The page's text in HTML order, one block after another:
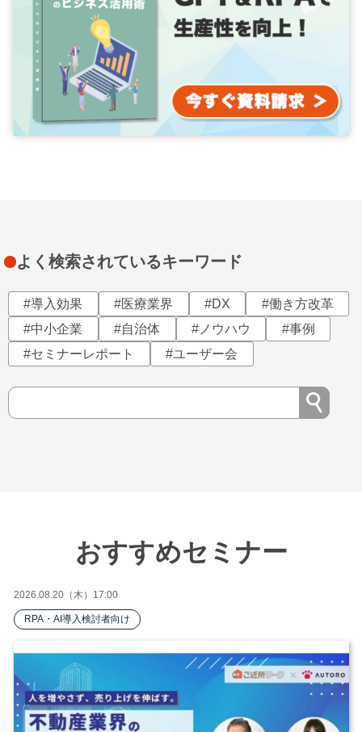
よく検索されているキーワード
#導入効果 #医療業界 #DX
#働き方改革
#中小企業
#自治体 #ノウハウ
#事例
#セミナーレポート
#ユーザー会
おすすめセミナー
2026.08.20（木）17:00
RPA・AI導入検討者向け